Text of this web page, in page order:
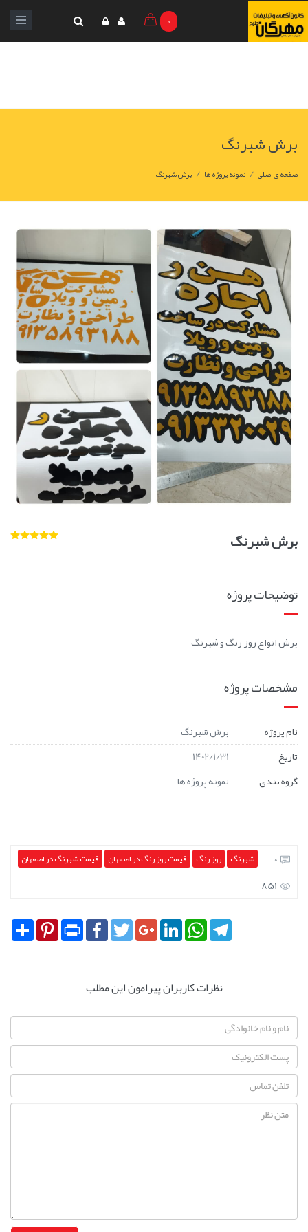
0
برش شبرنگ
صفحه ی اصلی / نمونه پروژه ها / برش شبرنگ
برش شبرنگ
توضیحات پروژه
برش انواع روز رنگ و شبرنگ
مشخصات پروژه
نام پروژه
برش شبرنگ
تاریخ
1402/1/31
گروه بندی
نمونه پروژه ها
شبرنگ روز رنگ قیمت روز رنگ در اصفهان قیمت شبرنگ در اصفهان
0
851
Share
Pinterest Print
FacebookTwitterGoogle+LinkedIn
WhatsAppTelegram
نظرات کاربران پیرامون این مطلب